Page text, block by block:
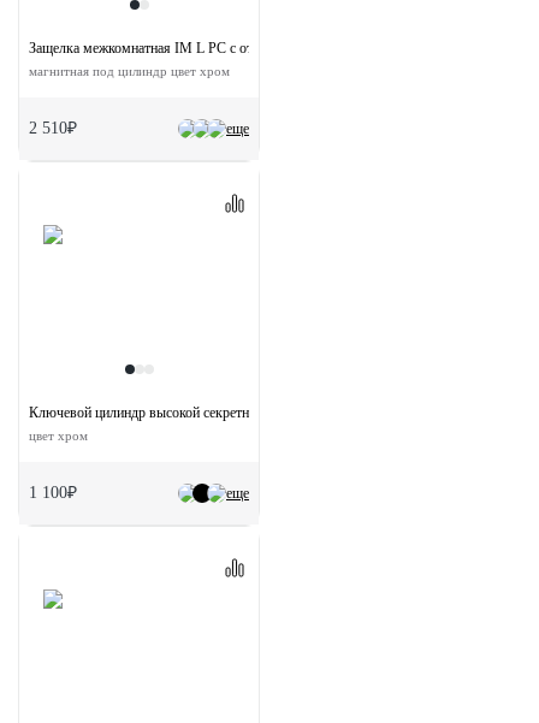
еще
Защелка межкомнатная IM L PC с ответной планкой
магнитная под цилиндр цвет хром
2 510₽
еще
Ключевой цилиндр высокой секретности HS 60CK PC с заверткой (60мм)
цвет хром
1 100₽